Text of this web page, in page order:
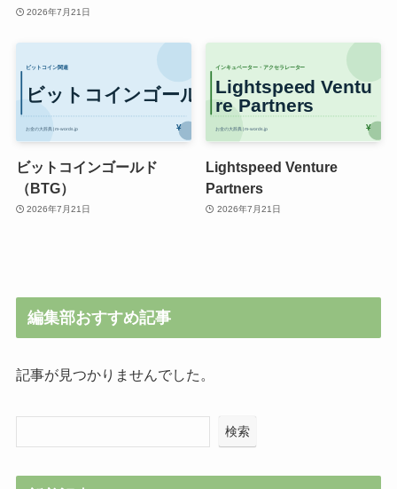
2026年7月21日
ビットコインゴールド
（BTG）
2026年7月21日
Lightspeed Venture
Partners
2026年7月21日
編集部おすすめ記事
記事が見つかりませんでした。
検索